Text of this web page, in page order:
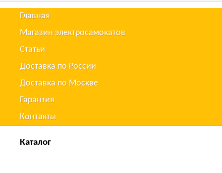
Главная
Магазин электросамокатов
Статьи
Доставка по России
Доставка по Москве
Гарантия
Контакты
Каталог